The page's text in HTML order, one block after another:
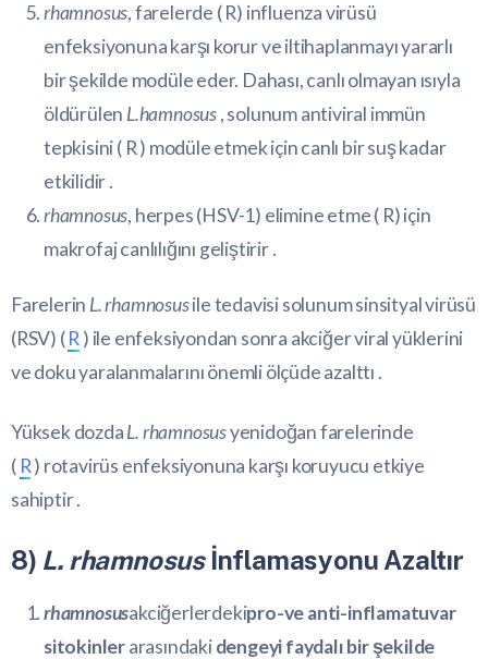
rhamnosus, farelerde (R) influenza virüsü
enfeksiyonuna karşı korur ve iltihaplanmayı yararlı
bir şekilde modüle eder. Dahası, canlı olmayan ısıyla
öldürülen L.hamnosus, solunum antiviral immün
tepkisini ( R) modüle etmek için canlı bir suş kadar
etkilidir .
rhamnosus, herpes (HSV-1) elimine etme ( R) için
makrofaj canlılığını geliştirir .
Farelerin L. rhamnosusile tedavisi solunum sinsityal virüsü
(RSV) (R ) ile enfeksiyondan sonra akciğer viral yüklerini
ve doku yaralanmalarını önemli ölçüde azalttı .
Yüksek dozdaL. rhamnosusyenidoğan farelerinde
( R) rotavirüs enfeksiyonuna karşı koruyucu etkiye
sahiptir .
8) L. rhamnosusİnflamasyonu Azaltır
rhamnosusakciğerlerdekipro-ve anti-inflamatuvar
sitokinlerarasındakidengeyi faydalı bir şekilde